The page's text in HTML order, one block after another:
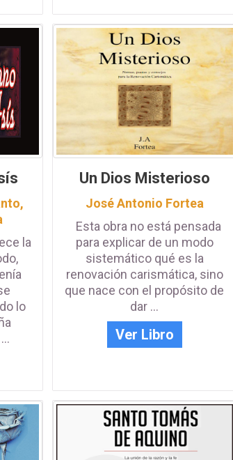
,
la
lo
Un Dios Misterioso
José Antonio Fortea
Esta obra no está pensada
para explicar de un modo
sistemático qué es la
renovación carismática, sino
que nace con el propósito de
dar ...
Ver Libro